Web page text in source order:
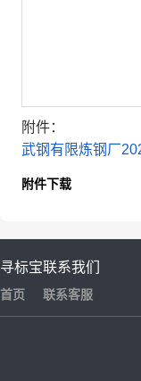
附件：
武钢有限炼钢厂
附件下载
寻标宝
首页
联系我们
联系客服